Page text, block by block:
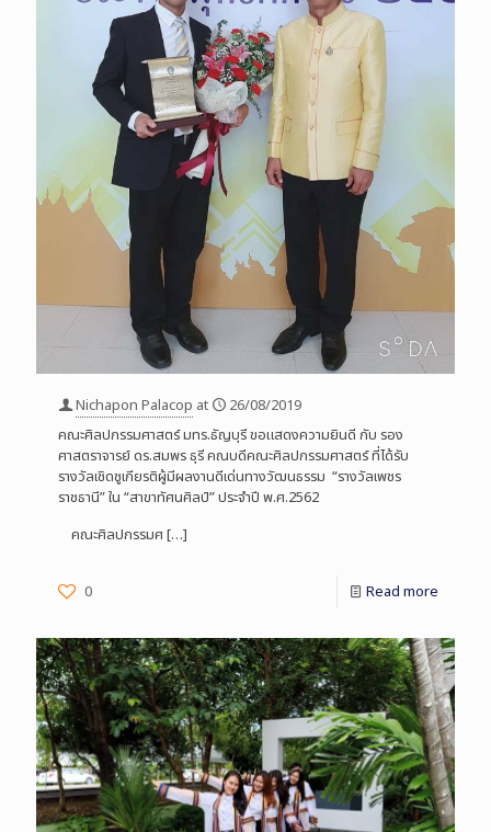
Nichapon Palacop at
26/08/2019
คณะศิลปกรรมศาสตร์ มทร.ธัญบุรี ขอแสดงความยินดี กับ รอง
ศาสตราจารย์ ดร.สมพร ธุรี คณบดีคณะศิลปกรรมศาสตร์ ที่ได้รับ
รางวัลเชิดชูเกียรติผู้มีผลงานดีเด่นทางวัฒนธรรม “รางวัลเพชร
ราชธานี” ใน “สาขาทัศนศิลป์” ประจำปี พ.ศ.2562
คณะศิลปกรรมศ[…]
0 Read more